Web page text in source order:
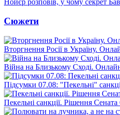
Нойєр розповів, у чому секрет
Сюжети
Вторгнення Росії в Україну.
Війна на Близькому Сході.
Підсумки 07.08: "Пекельні"
Пекельні санкції. Рішення